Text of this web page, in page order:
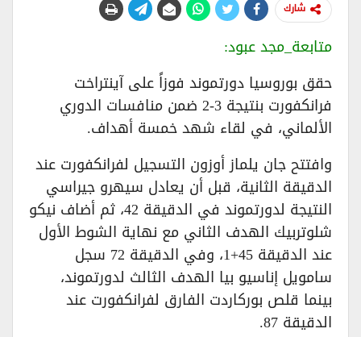
شارك
متابعة_مجد عبود:
حقق بوروسيا دورتموند فوزاً على آينتراخت
فرانكفورت بنتيجة 3-2 ضمن منافسات الدوري
الألماني، في لقاء شهد خمسة أهداف.
وافتتح جان يلماز أوزون التسجيل لفرانكفورت عند
الدقيقة الثانية، قبل أن يعادل سيهرو جيراسي
النتيجة لدورتموند في الدقيقة 42، ثم أضاف نيكو
شلوتربيك الهدف الثاني مع نهاية الشوط الأول
عند الدقيقة 45+1، وفي الدقيقة 72 سجل
سامويل إناسيو بيا الهدف الثالث لدورتموند،
بينما قلص بوركاردت الفارق لفرانكفورت عند
الدقيقة 87.